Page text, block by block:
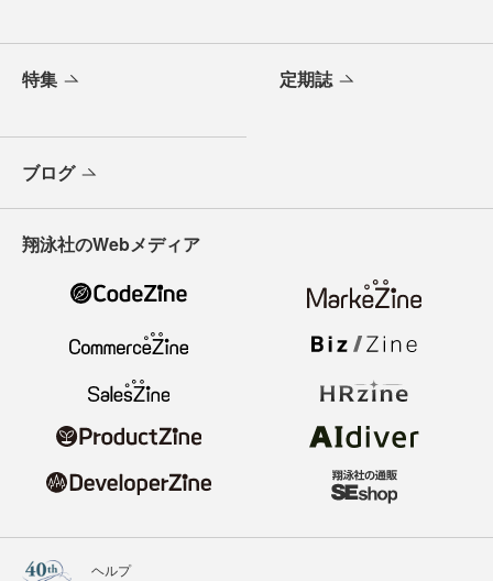
特集 定期誌
ブログ
翔泳社のWebメディア
ヘルプ